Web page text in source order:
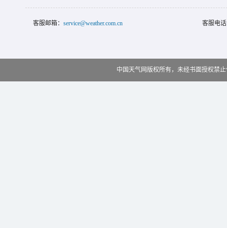
客服邮箱： service@weather.com.cn 客服电
中国天气网版权所有，未经书面授权